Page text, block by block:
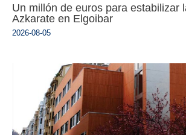
Un millón de euros para estabilizar
Azkarate en Elgoibar
2026-08-05